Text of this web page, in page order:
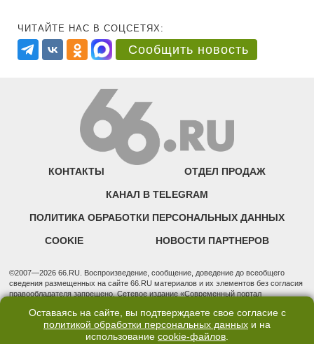
ЧИТАЙТЕ НАС В СОЦСЕТЯХ:
Сообщить новость
КОНТАКТЫ ОТДЕЛ ПРОДАЖ
КАНАЛ В TELEGRAM
ПОЛИТИКА ОБРАБОТКИ ПЕРСОНАЛЬНЫХ ДАННЫХ
COOKIE НОВОСТИ ПАРТНЕРОВ
©2007—2026 66.RU. Воспроизведение, сообщение, доведение до всеобщего
сведения размещенных на сайте 66.RU материалов и их элементов без согласия
правообладателя запрещено. Сетевое издание «Современный портал
надзору в сфере связи, информационных технологий и массовых коммуникаций
(Роскомнадзор). Регистрационный номер ЭЛ № ФС 77 - 76634 от 02.09.2019
Учредитель: Общество с ограниченной ответственностью "66.ру". Юридический
Оставаясь на сайте, вы подтверждаете свое согласие с
политикой обработки персональных данных и на
использование cookie-файлов.